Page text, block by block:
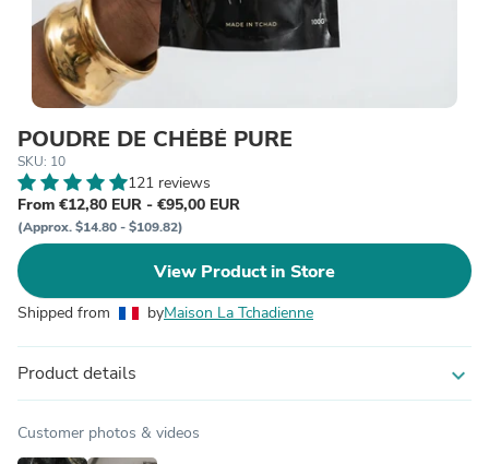
POUDRE DE CHÉBÉ PURE
SKU: 10
121 reviews
From €12,80 EUR - €95,00 EUR
(Approx. $14.80 - $109.82)
View Product in Store
Shipped from byMaison La Tchadienne
Product details expand_more
Customer photos & videos